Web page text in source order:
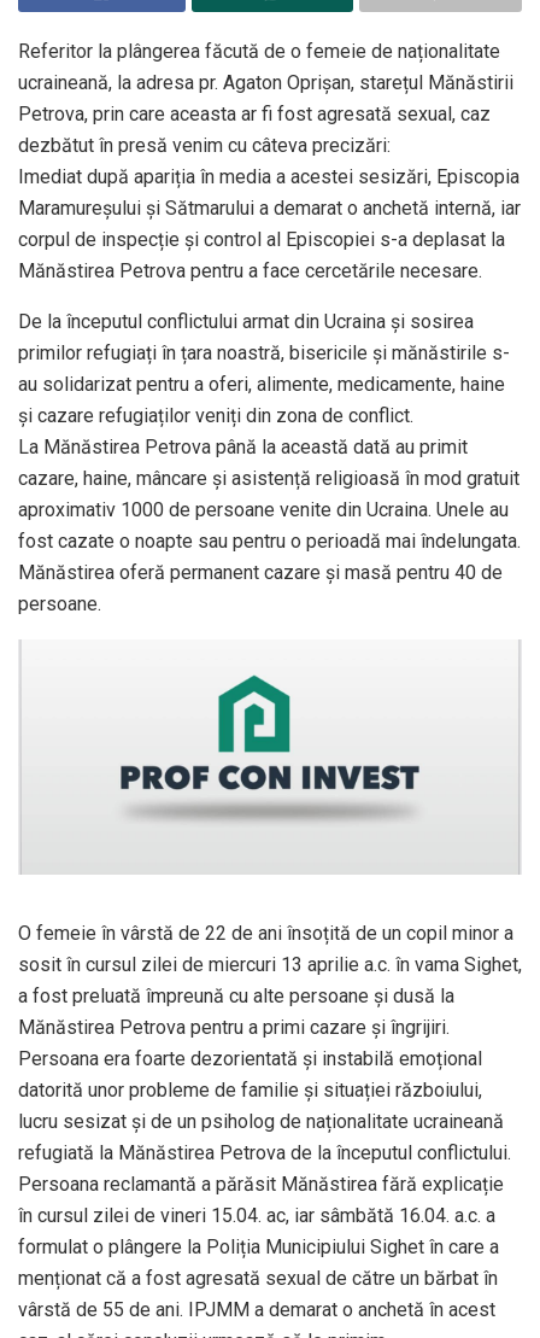
Referitor la plângerea făcută de o femeie de naționalitate
ucraineană, la adresa pr. Agaton Oprișan, starețul Mănăstirii
Petrova, prin care aceasta ar fi fost agresată sexual, caz
dezbătut în presă venim cu câteva precizări:
Imediat după apariția în media a acestei sesizări, Episcopia
Maramureșului și Sătmarului a demarat o anchetă internă, iar
corpul de inspecție și control al Episcopiei s-a deplasat la
Mănăstirea Petrova pentru a face cercetările necesare.
De la începutul conflictului armat din Ucraina și sosirea
primilor refugiați în țara noastră, bisericile și mănăstirile s-
au solidarizat pentru a oferi, alimente, medicamente, haine
și cazare refugiaților veniți din zona de conflict.
La Mănăstirea Petrova până la această dată au primit
cazare, haine, mâncare și asistență religioasă în mod gratuit
aproximativ 1000 de persoane venite din Ucraina. Unele au
fost cazate o noapte sau pentru o perioadă mai îndelungata.
Mănăstirea oferă permanent cazare și masă pentru 40 de
persoane.
O femeie în vârstă de 22 de ani însoțită de un copil minor a
sosit în cursul zilei de miercuri 13 aprilie a.c. în vama Sighet,
a fost preluată împreună cu alte persoane și dusă la
Mănăstirea Petrova pentru a primi cazare și îngrijiri.
Persoana era foarte dezorientată și instabilă emoțional
datorită unor probleme de familie și situației războiului,
lucru sesizat și de un psiholog de naționalitate ucraineană
refugiată la Mănăstirea Petrova de la începutul conflictului.
Persoana reclamantă a părăsit Mănăstirea fără explicație
în cursul zilei de vineri 15.04. ac, iar sâmbătă 16.04. a.c. a
formulat o plângere la Poliția Municipiului Sighet în care a
menționat că a fost agresată sexual de către un bărbat în
vârstă de 55 de ani. IPJMM a demarat o anchetă în acest